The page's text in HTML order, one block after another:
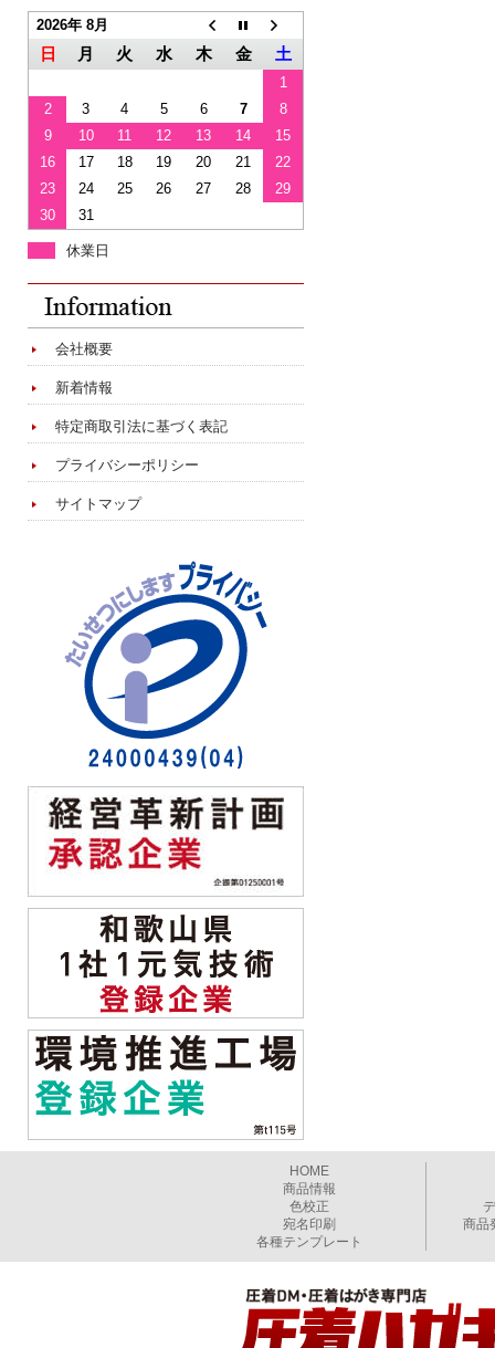
2026年 8月
日 月 火 水 木 金 土
1
2
3 4 5 6 7
8
9
10 11 12 13 14
15
16
17 18 19 20 21
22
23
24 25 26 27 28
29
30
31
休業日
会社概要
新着情報
特定商取引法に基づく表記
プライバシーポリシー
サイトマップ
HOME
商品情報
色校正
宛名印刷
各種テンプレート
商品